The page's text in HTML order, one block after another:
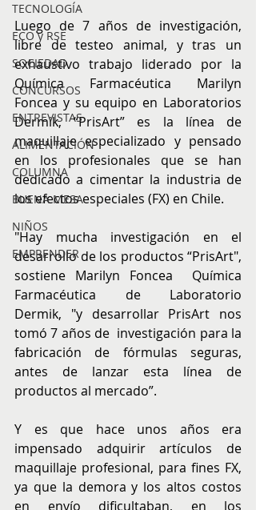
TECNOLOGÍA
ECO y RSE
SOCIEDAD
CONCURSOS
ENTREVISTAS
ALIMENTACIÓN
COLUMNA
BUENA MESA
NIÑOS
EMPRENDER
Luego de 7 años de investigación,
libre de testeo animal, y tras un
exhaustivo trabajo liderado por la
Química Farmacéutica Marilyn
Foncea y su equipo en Laboratorios
Dermik, “PrisArt” es la línea de
maquillaje especializado y pensado
en los profesionales que se han
dedicado a cimentar la industria de
los efectos especiales (FX) en Chile.
"Hay mucha investigación en el
desarrollo de los productos “PrisArt",
sostiene Marilyn Foncea  Química
Farmacéutica de Laboratorio
Dermik, "y desarrollar PrisArt nos
tomó 7 años de  investigación para la
fabricación de fórmulas seguras,
antes de lanzar esta línea de
productos al mercado”.
Y es que hace unos años era
impensado adquirir artículos de
maquillaje profesional, para fines FX,
ya que la demora y los altos costos
en envío dificultaban, en los